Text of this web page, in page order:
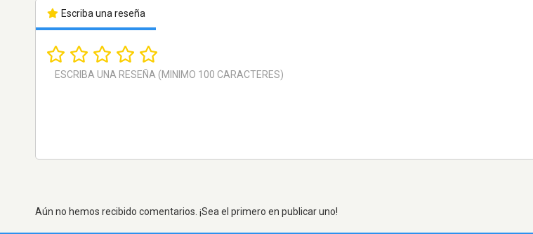
Escriba una reseña
Aún no hemos recibido comentarios. ¡Sea el primero en publicar uno!